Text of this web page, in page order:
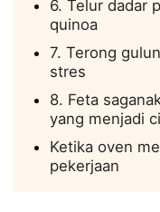
6. Telur dadar
quinoa
7. Terong
stres
8. Feta
yang menjadi
Ketika oven
pekerjaan